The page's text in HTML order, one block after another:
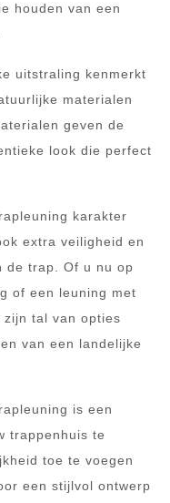
houden van een
uitstraling kenmerkt
materialen
geven de
look die perfect
karakter
extra veiligheid en
de trap. Of u nu op
of een leuning met
tal van opties
van een landelijke
is een
trappenhuis te
toe te voegen
een stijlvol ontwerp